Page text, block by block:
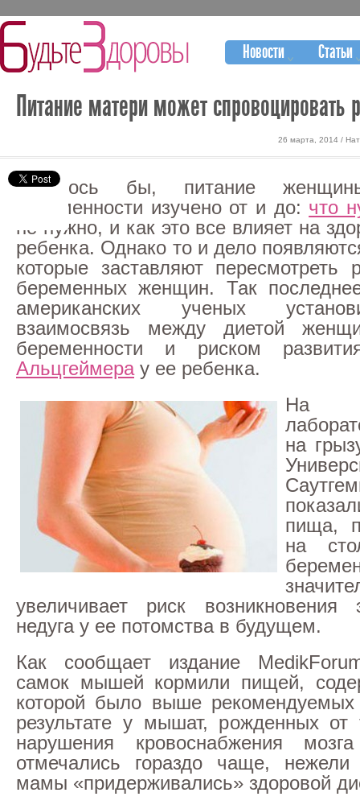
Новости Статьи
Питание матери может спровоцировать
26 марта, 2014 /
Казалось бы, питание
беременности изучено от и до: что
не нужно, и как это все влияет на
ребенка. Однако то и дело
которые заставляют пересмотреть
беременных женщин. Так
американских ученых
взаимосвязь между диетой
беременности и риском
Альцгеймерау ее ребенка.
На
на
пища,
на
увеличивает риск возникновения
недуга у ее потомства в будущем.
Как сообщает издание
самок мышей кормили пищей,
которой было выше
результате у мышат, рожденных от
нарушения кровоснабжения
отмечались гораздо чаще,
мамы «придерживались» здоровой